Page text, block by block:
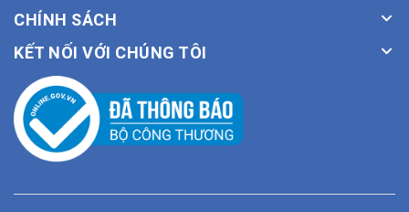
CHÍNH SÁCH
KẾT NỐI VỚI CHÚNG TÔI